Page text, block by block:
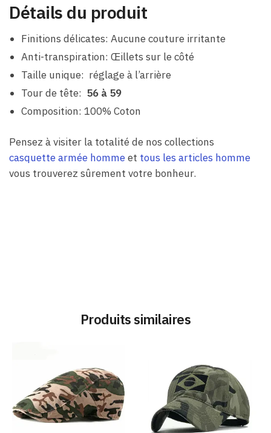
Détails du produit
Finitions délicates: Aucune couture irritante
Anti-transpiration: Œillets sur le côté
Taille unique: réglage à l’arrière
Tour de tête: 56 à 59
Composition: 100% Coton
Pensez à visiter la totalité de nos collections
casquette armée hommeet tous les articles homme
vous trouverez sûrement votre bonheur.
Produits similaires